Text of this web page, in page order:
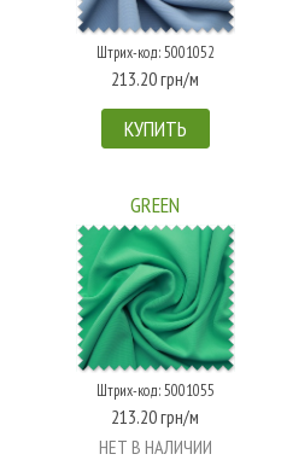
Штрих-код: 5001052
213.20 грн/м
КУПИТЬ
GREEN
Штрих-код: 5001055
213.20 грн/м
НЕТ В НАЛИЧИИ